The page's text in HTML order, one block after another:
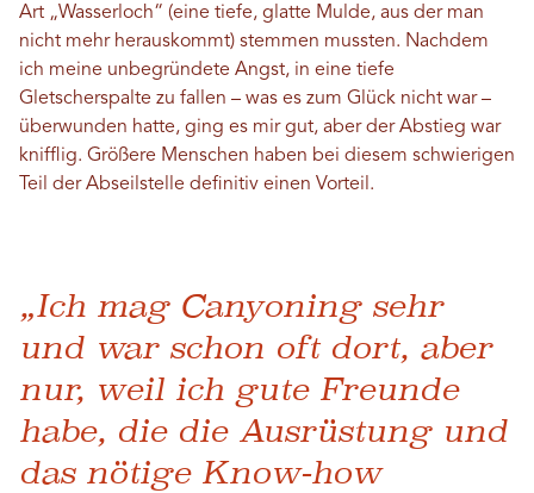
Art „Wasserloch“ (eine tiefe, glatte Mulde, aus der man
nicht mehr herauskommt) stemmen mussten. Nachdem
ich meine unbegründete Angst, in eine tiefe
Gletscherspalte zu fallen – was es zum Glück nicht war –
überwunden hatte, ging es mir gut, aber der Abstieg war
knifflig. Größere Menschen haben bei diesem schwierigen
Teil der Abseilstelle definitiv einen Vorteil.
„Ich mag Canyoning sehr
und war schon oft dort, aber
nur, weil ich gute Freunde
habe, die die Ausrüstung und
das nötige Know-how